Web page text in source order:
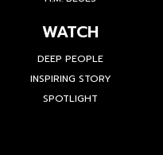
WATCH
DEEP PEOPLE
INSPIRING STORY
SPOTLIGHT